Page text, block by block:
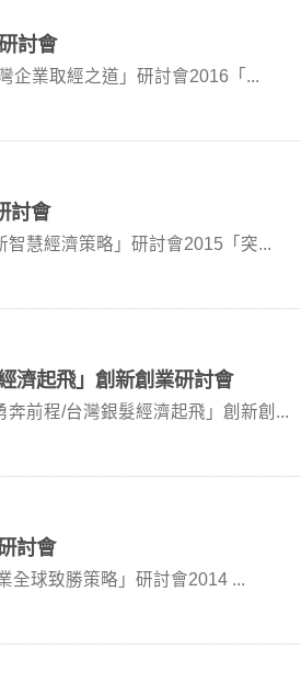
討會
企業取經之道」研討會2016「...
討會
慧經濟策略」研討會2015「突...
濟起飛」創新創業研討會
前程/台灣銀髮經濟起飛」創新創...
討會
全球致勝策略」研討會2014 ...